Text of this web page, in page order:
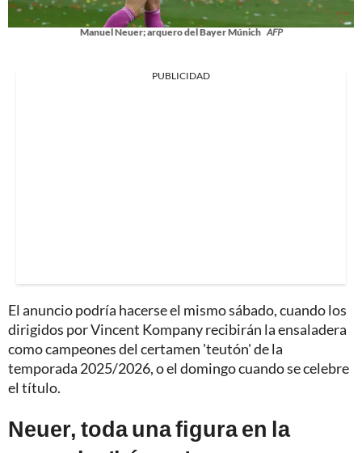
Manuel Neuer; arquero del Bayer Múnich AFP
PUBLICIDAD
El anuncio podría hacerse el mismo sábado, cuando los
dirigidos por Vincent Kompany recibirán la ensaladera
como campeones del certamen 'teutón' de la
temporada 2025/2026, o el domingo cuando se celebre
el título.
Neuer, toda una figura en la